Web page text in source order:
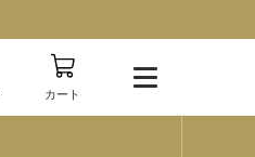
カート